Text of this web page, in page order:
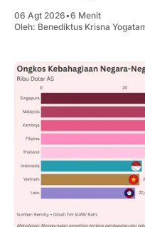
06 Agt 2026•6 Menit
Oleh: Benediktus Krisna